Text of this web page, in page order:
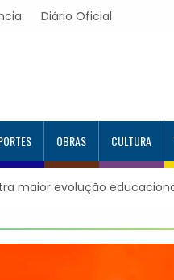
Diário Oficial
OBRAS CULTURA
evolução educacional da